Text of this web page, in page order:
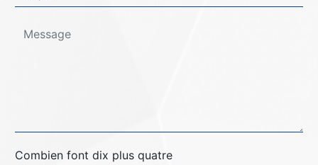
Combien font dix plus quatre